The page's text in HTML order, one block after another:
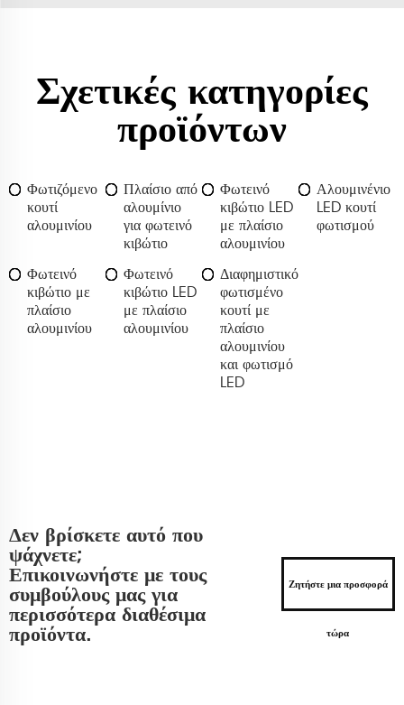
Σχετικές κατηγορίες
προϊόντων
Φωτιζόμενο
κουτί
αλουμινίου
Πλαίσιο από
αλουμίνιο
για φωτεινό
κιβώτιο
Φωτεινό
κιβώτιο LED
με πλαίσιο
αλουμινίου
Αλουμινένιο
LED κουτί
φωτισμού
Φωτεινό
κιβώτιο με
πλαίσιο
αλουμινίου
Φωτεινό
κιβώτιο LED
με πλαίσιο
αλουμινίου
Διαφημιστικό
φωτισμένο
κουτί με
πλαίσιο
αλουμινίου
και φωτισμό
LED
Δεν βρίσκετε αυτό που
ψάχνετε;
Επικοινωνήστε με τους
συμβούλους μας για
περισσότερα διαθέσιμα
προϊόντα.
Ζητήστε μια προσφορά
τώρα